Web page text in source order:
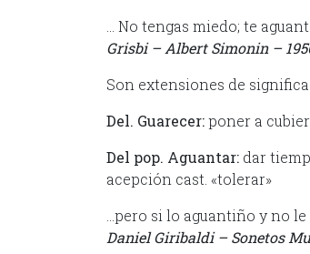
… No tengas miedo; te
Grisbi – Albert Simonin –
Son extensiones de
Del. Guarecer:poner a
Del pop. Aguantar: dar
acepción cast. «tolerar»
…pero si lo aguantiño y no le
Daniel Giribaldi – Sonetos